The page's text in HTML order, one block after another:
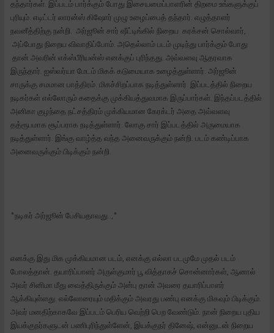
தந்தார்கள். இப்படம் பார்க்கும் போது இசையமைப்பாளரின் திறமை உங்களுக்குப்
புரியும். எடிட்டர் லாரன்ஸ் கிஷோர் முழு உழைப்பைத் தந்தார். எழுத்தாளர்
நவனீத்திற்கு நன்றி. அர்ஜூன் சார் ஷீட்டிங்கில் நிறைய கரக்சன் சொல்வார்,
அப்போது நிறைய விவாதிப்போம். அதெல்லாம் படம் முடிந்து பார்க்கும் போது
தான் அவரின் எக்ஸ்பீரியன்ஸ் எனக்குப் புரிந்தது. அவ்வளவு ஆதரவாக
இருந்தார். ஐஸ்வர்யா மேடம் மிகக் கடுமையாக உழைத்துள்ளார். அர்ஜூன்
சாருக்கு சமமான பாத்திரம். மிகச்சிறப்பாக நடித்துள்ளார். இப்படத்தில் நிறைய
நடிகர்கள் எல்லோரும் கதைக்கு முக்கியத்துவமாக இருப்பார்கள். இந்தப்படத்தில்
அனிகா குழந்தை நட்சத்திரம் முக்கியமான கேரக்டர் அதை அவ்வளவு
தத்ரூபமாக சூப்பராக நடித்துள்ளார். லோகு சார் இப்படத்தில் அருமையாக
நடித்துள்ளார். இங்கு வாழ்த்த வந்த அனைவருக்கும் நன்றி. படம் கண்டிப்பாக
அனைவருக்கும் பிடிக்கும் நன்றி.
*நடிகர் அர்ஜூன் பேசியதாவது..,*
எனக்கு இது மிக முக்கியமான படம், எனக்கு எல்லா படமுமே முதல் படம்
போலத்தான். தயாரிப்பாளர் அருள்குமார் பூ வித்தாகச் சொன்னார்கள், ஆனால்
அவர் சினிமா மீது வைத்திருக்கும் அன்பு தான் அவரை தயாரிப்பாளர்
ஆக்கியுள்ளது. எல்லோரையும் மதிக்கும் அவரது பண்பு எனக்கு மிகவும் பிடிக்கும்.
அவர் மனதிற்காகவே இப்படம் பெரிய வெற்றி பெற வேண்டும். நான் நிறைய புதிய
இயக்குநர்களுடன் பணிபுரிந்துள்ளேன், இயக்குநர் தினேஷ், என்னுடன் நிறைய